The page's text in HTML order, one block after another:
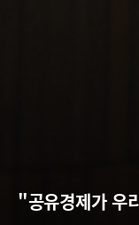
"공유경제가 우